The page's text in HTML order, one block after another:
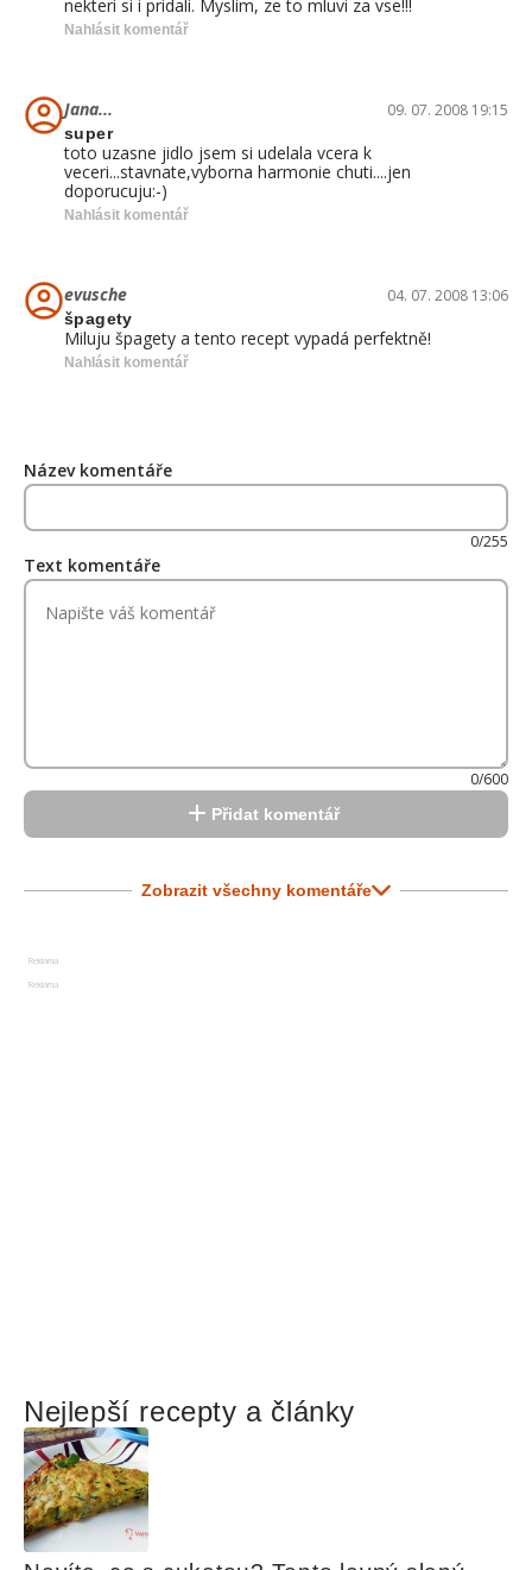
nekteri si i pridali. Myslim, ze to mluvi za vse!!!
Nahlásit komentář
Jana... 09. 07. 2008 19:15
super
toto uzasne jidlo jsem si udelala vcera k
veceri...stavnate,vyborna harmonie chuti....jen
doporucuju:-)
Nahlásit komentář
evusche 04. 07. 2008 13:06
špagety
Miluju špagety a tento recept vypadá perfektně!
Nahlásit komentář
Název komentáře
0/255
Text komentáře
0/600
Přidat komentář
Zobrazit všechny komentáře
Reklama
Reklama
Nejlepší recepty a články